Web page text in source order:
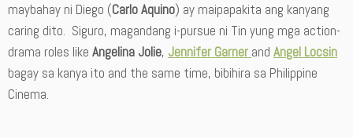
maybahay ni Diego (Carlo Aquino) ay maipapakita ang kanyang
caring dito. Siguro, magandang i-pursue ni Tin yung mga action-
drama roles like Angelina Jolie, Jennifer Garner and Angel Locsin
bagay sa kanya ito and the same time, bibihira sa Philippine
Cinema.